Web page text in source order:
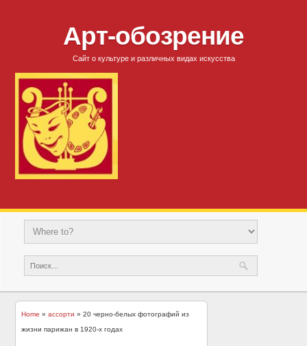
Арт-обозрение
Сайт о культуре и различных видах искусства
Home »ассорти » 20 черно-белых фотографий из
жизни парижан в 1920-х годах